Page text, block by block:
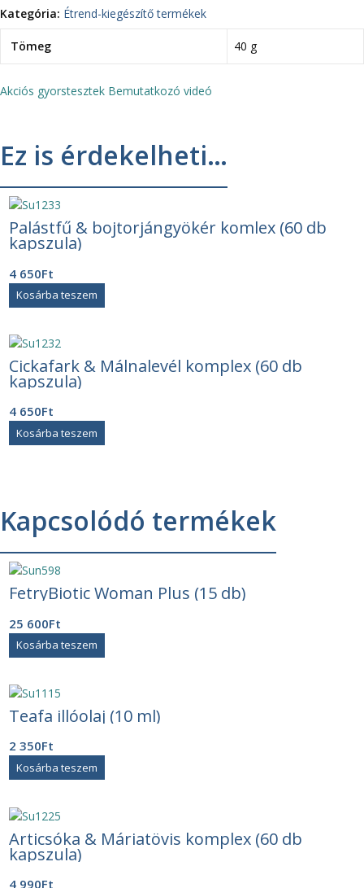
Kategória: Étrend-kiegészítő termékek
Tömeg 40 g
Akciós gyorstesztek Bemutatkozó videó
Ez is érdekelheti…
Palástfű & bojtorjángyökér komlex (60 db
kapszula)
4 650Ft
Kosárba teszem
Cickafark & Málnalevél komplex (60 db
kapszula)
4 650Ft
Kosárba teszem
Kapcsolódó termékek
FetryBiotic Woman Plus (15 db)
25 600Ft
Kosárba teszem
Teafa illóolaj (10 ml)
2 350Ft
Kosárba teszem
Articsóka & Máriatövis komplex (60 db
kapszula)
4 990Ft